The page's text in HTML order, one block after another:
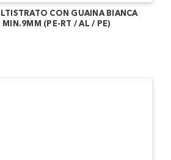
CON GUAINA BIANCA
MIN.9MM (PE-RT / AL / PE)